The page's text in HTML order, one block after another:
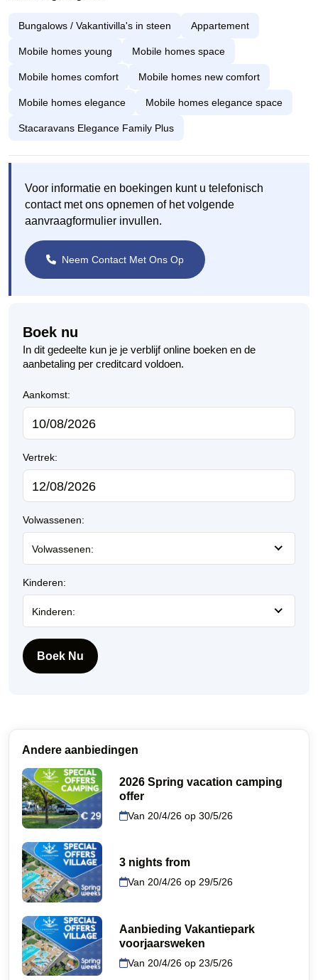
Bungalows / Vakantivilla's in steen Appartement
Mobile homes young Mobile homes space
Mobile homes comfort Mobile homes new comfort
Mobile homes elegance Mobile homes elegance space
Stacaravans Elegance Family Plus
Voor informatie en boekingen kunt u telefonisch
contact met ons opnemen of het volgende
aanvraagformulier invullen.
Neem Contact Met Ons Op
Boek nu
In dit gedeelte kun je je verblijf online boeken en de
aanbetaling per creditcard voldoen.
Aankomst:
Vertrek:
Volwassenen:
Volwassenen:
Kinderen:
Kinderen:
Boek Nu
Andere aanbiedingen
2026 Spring vacation camping
offer
Van 20/4/26 op 30/5/26
3 nights from
Van 20/4/26 op 29/5/26
Aanbieding Vakantiepark
voorjaarsweken
Van 20/4/26 op 23/5/26